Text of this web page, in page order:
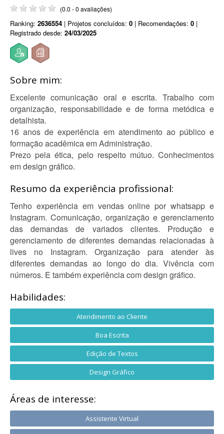
(0.0 - 0 avaliações)
Ranking: 2636554 | Projetos concluídos: 0 | Recomendações: 0 |
Registrado desde: 24/03/2025
Sobre mim:
Excelente comunicação oral e escrita. Trabalho com
organização, responsabilidade e de forma metódica e
detalhista.
16 anos de experiência em atendimento ao público e
formação acadêmica em Administração.
Prezo pela ética, pelo respeito mútuo. Conhecimentos
em design gráfico.
Resumo da experiência profissional:
Tenho experiência em vendas online por whatsapp e
Instagram. Comunicação, organização e gerenciamento
das demandas de variados clientes. Produção e
gerenciamento de diferentes demandas relacionadas à
lives no Instagram. Organização para atender às
diferentes demandas ao longo do dia. Vivência com
números. E também experiência com design gráfico.
Habilidades:
Atendimento ao Cliente
Boa Escrita
Edição de Textos
Design Gráfico
Áreas de interesse:
Assistente Virtual